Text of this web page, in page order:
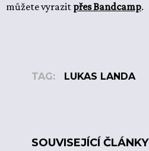
můžete vyrazit přes Bandcamp.
TAG: LUKAS LANDA
SOUVISEJÍCÍ ČLÁNKY